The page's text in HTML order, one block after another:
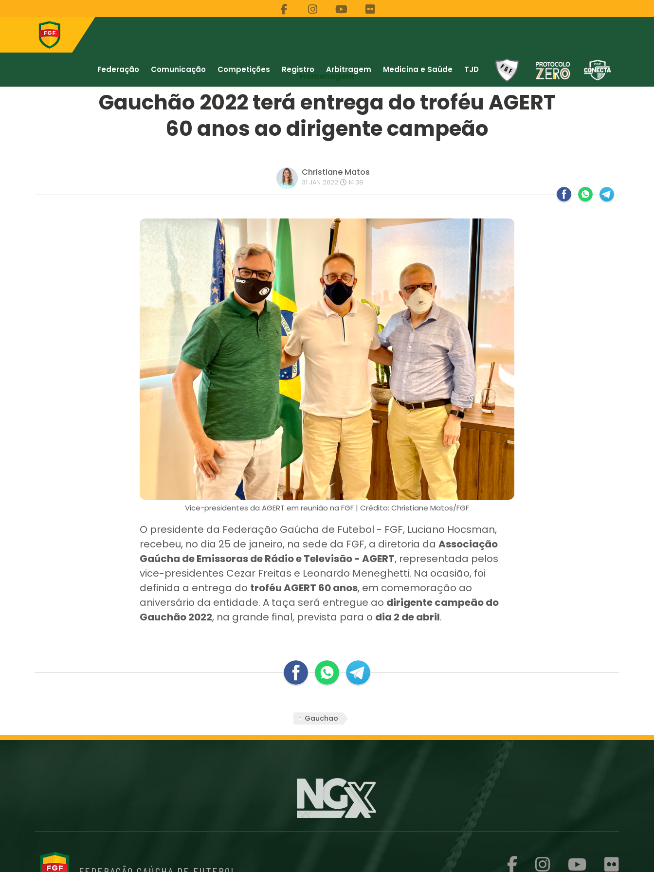
Federação Comunicação Competições Registro Arbitragem Medicina e Saúde TJD
Homenagem
Gauchão 2022 terá entrega do troféu AGERT
60 anos ao dirigente campeão
Christiane Matos
31 JAN 2022 14:38
Vice-presidentes da AGERT em reunião na FGF | Crédito: Christiane Matos/FGF
O presidente da Federação Gaúcha de Futebol - FGF, Luciano Hocsman,
recebeu, no dia 25 de janeiro, na sede da FGF, a diretoria da Associação
Gaúcha de Emissoras de Rádio e Televisão - AGERT, representada pelos
vice-presidentes Cezar Freitas e Leonardo Meneghetti. Na ocasião, foi
definida a entrega do troféu AGERT 60 anos, em comemoração ao
aniversário da entidade. A taça será entregue ao dirigente campeão do
Gauchão 2022, na grande final, prevista para o dia 2 de abril.
Gauchao